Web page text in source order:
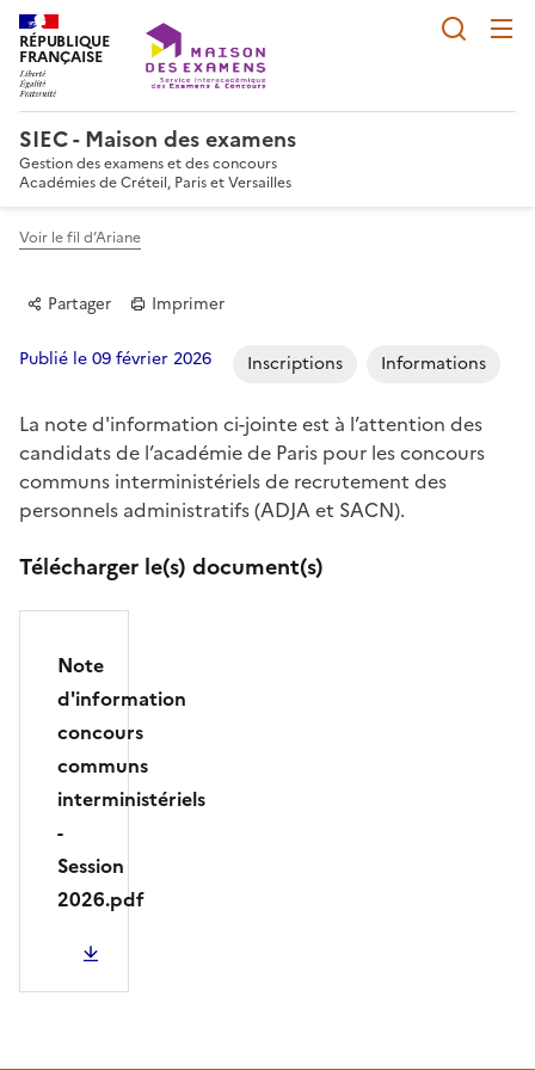
RÉPUBLIQUE
FRANÇAISE
SIEC - Maison des examens
Gestion des examens et des concours
Académies de Créteil, Paris et Versailles
Voir le fil d’Ariane
Partager Imprimer
Partager sur Facebook
Partager sur Twitter
Partager sur LinkedIn
Partager par email
Copier dans le
Publié le 09 février 2026 Inscriptions Informations
La note d'information ci-jointe est à l’attention des
candidats de l’académie de Paris pour les concours
communs interministériels de recrutement des
personnels administratifs (ADJA et SACN).
Télécharger le(s) document(s)
Note
d'information
concours
communs
interministériels
-
Session
2026.pdf
PDF - 204.63 Ko